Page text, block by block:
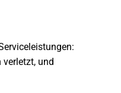
verletzt, und